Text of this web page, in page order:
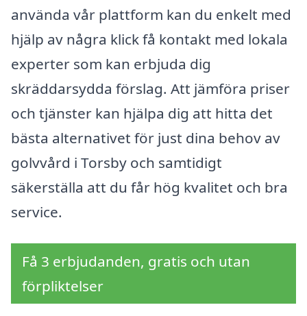
använda vår plattform kan du enkelt med
hjälp av några klick få kontakt med lokala
experter som kan erbjuda dig
skräddarsydda förslag. Att jämföra priser
och tjänster kan hjälpa dig att hitta det
bästa alternativet för just dina behov av
golvvård i Torsby och samtidigt
säkerställa att du får hög kvalitet och bra
service.
Få 3 erbjudanden, gratis och utan
förpliktelser